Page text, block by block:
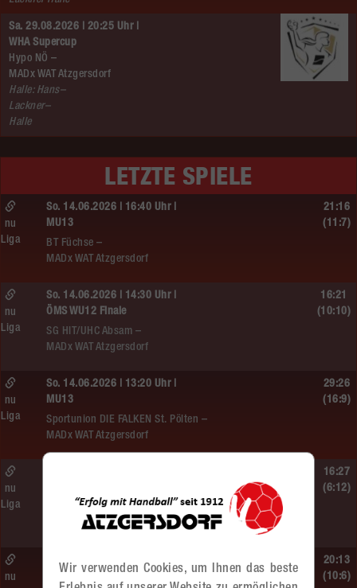
Sa. 29.08.2026 | 20:25 Uhr |
WHA Supercup
Hypo NÖ –
MADx WAT Atzgersdorf
Halle: Hans–
Lackner–
Halle
LETZTE SPIELE
So. 14.06.2026 | 16:40 Uhr |
MU13
BT Füchse –
MADx WAT Atzgersdorf
nu
Liga
21:16
(11:7)
So. 14.06.2026 | 14:30 Uhr |
ÖMS WU12 Finale
SG HIT/UHC Absam –
MADx WAT Atzgersdorf
nu
Liga
16:21
(10:10)
So. 14.06.2026 | 13:20 Uhr |
MU13
Sportunion DIE FALKEN St. Pölten –
MADx WAT Atzgersdorf
nu
Liga
29:26
(16:9)
MADx WAT Atzgersdorf –
roomz JAGS Devils
nu
Liga
16:27
(6:12)
So. 14.06.2026 | 10:30 Uhr |
nu
20:13
(10:6)
Wir verwenden Cookies, um Ihnen das beste